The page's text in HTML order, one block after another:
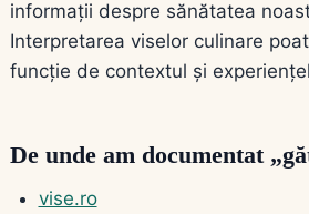
informații despre sănătatea
Interpretarea viselor culinare
funcție de contextul și
De unde am documentat
vise.ro